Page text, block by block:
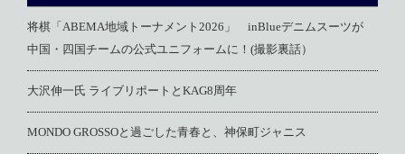
将棋「ABEMA地域トーナメント2026」 inBlueデニムスーツが
中国・四国チームの公式ユニフォームに！(撮影裏話）
大沢伸一氏 ライブリポートとKAG8周年
MONDO GROSSOと過ごした青春と、神保町ジャニス